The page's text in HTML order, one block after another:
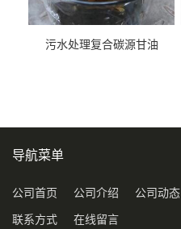
污水处理复合碳源甘油
导航菜单
公司首页 公司介绍 公司动态
联系方式 在线留言